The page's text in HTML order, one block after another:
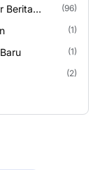
Berita
(96)
(1)
(1)
(2)